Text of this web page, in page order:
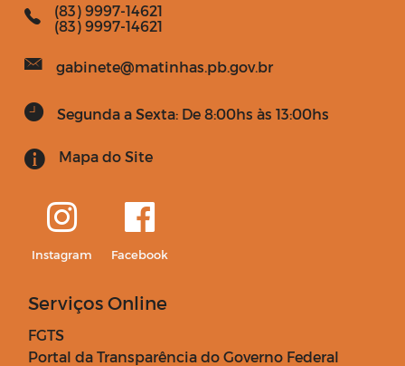
(83) 9997-14621
(83) 9997-14621
gabinete@matinhas.pb.gov.br
Segunda a Sexta: De 8:00hs às 13:00hs
Mapa do Site
Instagram Facebook
Serviços Online
FGTS
Portal da Transparência do Governo Federal